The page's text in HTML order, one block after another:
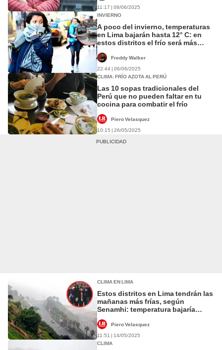
11:17 | 08/06/2025
INVIERNO
A poco del invierno, temperaturas
en Lima bajarán hasta 12° C: en
estos distritos el frío será más
Freddy Walker
22:44 | 06/06/2025
CLIMA: FRÍO AZOTA AL PERÚ
Las 10 sopas tradicionales del
Perú que no pueden faltar en tu
cocina para combatir el frío
Piero Velasquez
10:15 | 26/05/2025
CLIMA EN LIMA
Estos distritos en Lima tendrán las
mañanas más frías, según
Senamhi: temperatura bajaría
Piero Velasquez
11:51 | 14/05/2025
CLIMA